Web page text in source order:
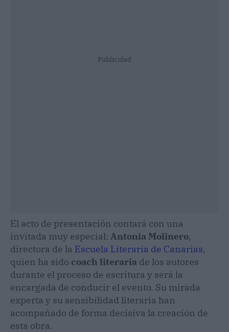
Publicidad
El acto de presentación contará con una
invitada muy especial: Antonia Molinero,
directora de la Escuela Literaria de Canarias,
quien ha sido coach literaria de los autores
durante el proceso de escritura y será la
encargada de conducir el evento. Su mirada
experta y su sensibilidad literaria han
acompañado de forma decisiva la creación de
esta obra.